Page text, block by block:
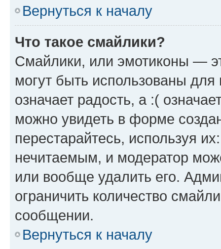
Вернуться к началу
Что такое смайлики?
Смайлики, или эмотиконы —
могут быть использованы
означает радость, а :(
можно увидеть в форме
перестарайтесь, используя
нечитаемым, и модератор
или вообще удалить его.
ограничить количество
сообщении.
Вернуться к началу